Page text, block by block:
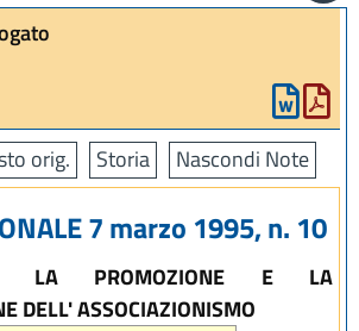
orig. Storia Nascondi Note
7 marzo 1995, n. 10
LA PROMOZIONE E LA
DELL' ASSOCIAZIONISMO